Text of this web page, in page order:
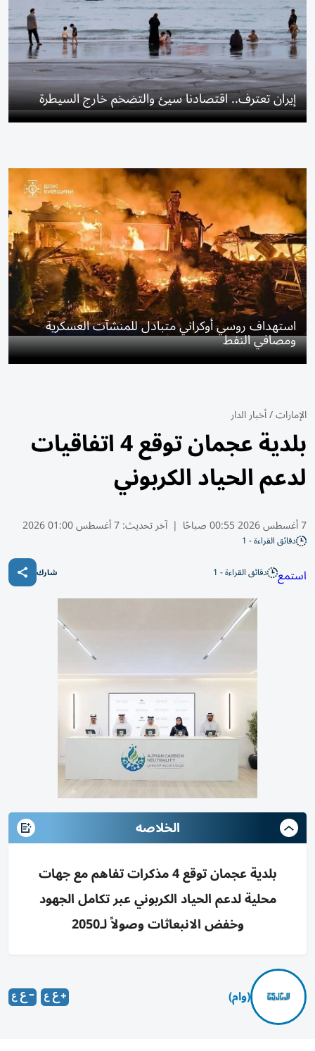
إيران تعترف.. اقتصادنا سيئ والتضخم خارج السيطرة
استهداف روسي أوكراني متبادل للمنشآت العسكرية
ومصافي النفط
الإمارات/أخبار الدار
بلدية عجمان توقع 4 اتفاقيات
لدعم الحياد الكربوني
7 أغسطس 2026 00:55 صباحًا | آخر تحديث:7 أغسطس 01:00 2026
دقائق القراءة - 1
استمع دقائق القراءة - 1 شارك
الخلاصه
بلدية عجمان توقع 4 مذكرات تفاهم مع جهات
محلية لدعم الحياد الكربوني عبر تكامل الجهود
وخفض الانبعاثات وصولاً لـ2050
(وام)